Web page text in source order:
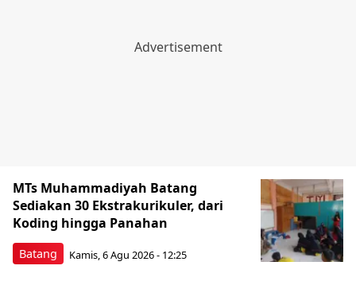
Batang
MTs Muhammadiyah Batang
Sediakan 30 Ekstrakurikuler, dari
Koding hingga Panahan
Kamis, 6 Agu 2026 - 12:25